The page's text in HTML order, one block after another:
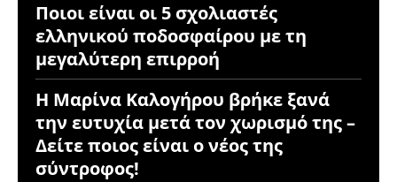
Ποιοι είναι οι 5 σχολιαστές
ελληνικού ποδοσφαίρου με τη
μεγαλύτερη επιρροή
Η Μαρίνα Καλογήρου βρήκε ξανά
την ευτυχία μετά τον χωρισμό της –
Δείτε ποιος είναι ο νέος της
σύντροφος!